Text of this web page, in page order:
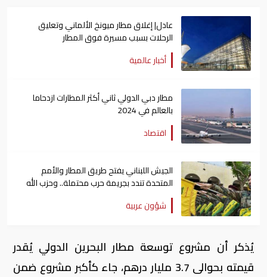
عادل| إغلاق مطار ميونخ الألماني وتعليق
الرحلات بسبب مسيرة فوق المطار
أخبار عالمية
مطار دبي الدولي ثاني أكثر المطارات ازدحاما
بالعالم في 2024
اقتصاد
الجيش اللبناني يفتح طريق المطار والأمم
المتحدة تندد بجريمة حرب محتملة.. وحزب الله
يرد
شؤون عربية
يُذكر أن مشروع توسعة مطار البحرين الدولي يُقدر
قيمته بحوالى 3.7 مليار درهم، جاء كأكبر مشروع ضمن